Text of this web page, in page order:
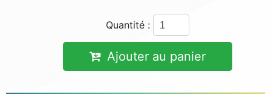
Quantité :
Ajouter au panier